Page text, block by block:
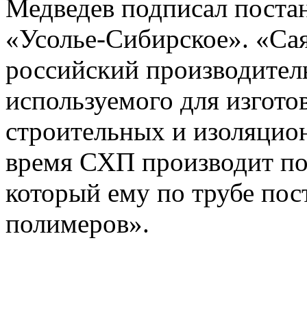
Медведев подписал
«Усолье-Сибирское».
российский
используемого для
строительных и
время СХП производит
который ему по трубе
полимеров».